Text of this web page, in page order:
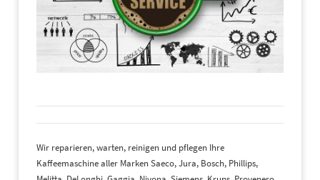
Wir reparieren, warten, reinigen und pflegen Ihre
Kaffeemaschine aller Marken Saeco, Jura, Bosch, Phillips,